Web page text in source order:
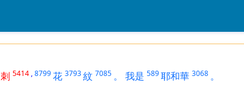
刺 5414 ,8799花 3793紋 7085 。 我是 589耶和華 3068 。